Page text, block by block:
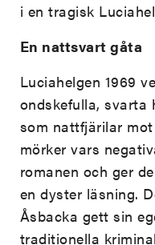
i en tragisk
En nattsvart gåta
Luciahelgen 1969
ondskefulla, svarta
som nattfjärilar
mörker vars
romanen och ger
en dyster läsning.
Åsbacka gett sin
traditionella